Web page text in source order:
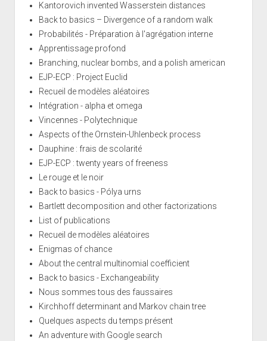
Kantorovich invented Wasserstein distances
Back to basics – Divergence of a random walk
Probabilités - Préparation à l'agrégation interne
Apprentissage profond
Branching, nuclear bombs, and a polish american
EJP-ECP : Project Euclid
Recueil de modèles aléatoires
Intégration - alpha et omega
Vincennes - Polytechnique
Aspects of the Ornstein-Uhlenbeck process
Dauphine : frais de scolarité
EJP-ECP : twenty years of freeness
Le rouge et le noir
Back to basics - Pólya urns
Bartlett decomposition and other factorizations
List of publications
Recueil de modèles aléatoires
Enigmas of chance
About the central multinomial coefficient
Back to basics - Exchangeability
Nous sommes tous des faussaires
Kirchhoff determinant and Markov chain tree
Quelques aspects du temps présent
An adventure with Google search